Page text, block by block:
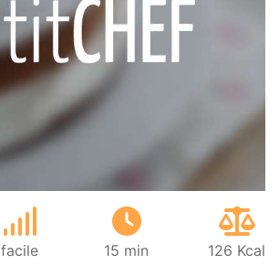
facile 15 min 126 Kcal